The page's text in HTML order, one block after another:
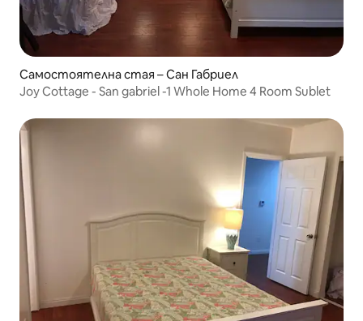
Самостоятелна стая – Сан Габриел
Joy Cottage - San gabriel -1 Whole Home 4 Room Sublet